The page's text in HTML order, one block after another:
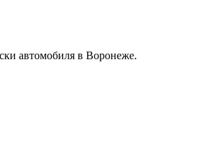
автомобиля в Воронеже.